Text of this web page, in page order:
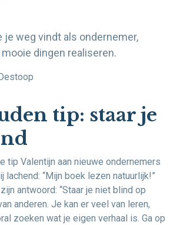
je weg vindt als ondernemer,
dingen realiseren.
tip: staar je
tip Valentijn aan nieuwe ondernemers
lachend: “Mijn boek lezen natuurlijk!”
antwoord: “Staar je niet blind op
anderen. Je kan er veel van leren,
zoeken wat je eigen verhaal is. Ga op